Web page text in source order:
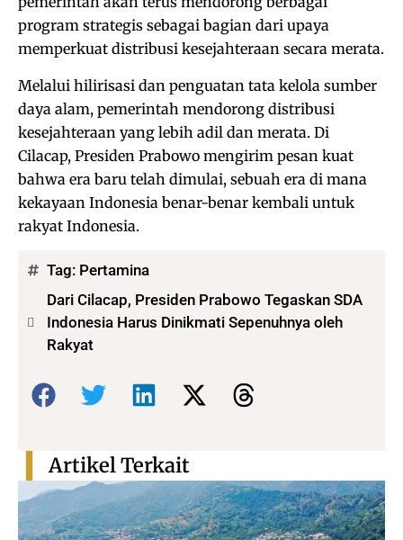
program strategis sebagai bagian dari upaya
memperkuat distribusi kesejahteraan secara merata.
Melalui hilirisasi dan penguatan tata kelola sumber
daya alam, pemerintah mendorong distribusi
kesejahteraan yang lebih adil dan merata. Di
Cilacap, Presiden Prabowo mengirim pesan kuat
bahwa era baru telah dimulai, sebuah era di mana
kekayaan Indonesia benar-benar kembali untuk
rakyat Indonesia.
Tag: Pertamina
Dari Cilacap, Presiden Prabowo Tegaskan SDA
Indonesia Harus Dinikmati Sepenuhnya oleh
Rakyat
Bagikan:
Artikel Terkait